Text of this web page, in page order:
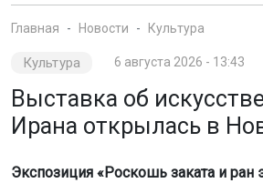
Ирана открылась в
Экспозиция «Роскошь заката и ран
включает более 200 редких
Государственного музея искусства